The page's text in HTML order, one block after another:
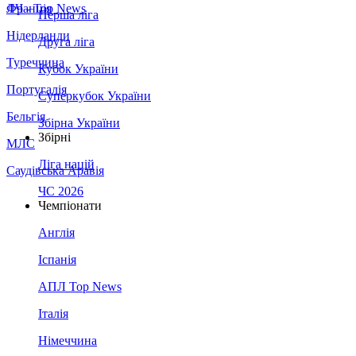
Франція
Нідерланди
Туреччина
Португалія
Бельгія
МЛС
Саудівська Аравія
ЛЧ - Top News
Перша ліга
Друга ліга
Кубок України
Суперкубок України
Збірна України
Збірні
Ліга націй
ЧС 2026
Чемпіонати
Англія
Іспанія
АПЛ Top News
Італія
Німеччина